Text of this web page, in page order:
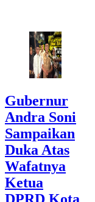
Gubernur
Andra Soni
Sampaikan
Duka Atas
Wafatnya
Ketua
DPRD Kota